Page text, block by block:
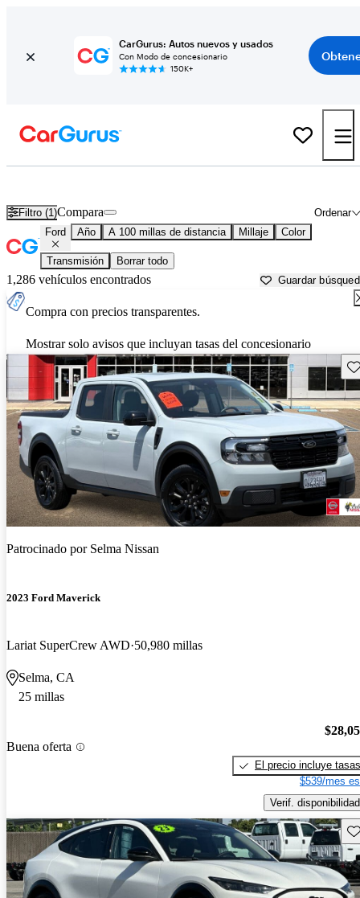
CarGurus: Autos nuevos y usados
Con Modo de concesionario
150K+
Filtro (1) Ordenar
Compara
Ford Año A 100 millas de distancia Millaje Color
Transmisión Borrar todo
1,286 vehículos encontrados Guardar
Compra con precios transparentes.
Mostrar solo avisos que incluyan tasas del concesionario
Patrocinado por Selma Nissan
2023 Ford Maverick
Lariat SuperCrew AWD 50,980 millas
Selma, CA
25 millas
Buena oferta
El precio incluye tasas
$539/mes
Verif. disponibilidad